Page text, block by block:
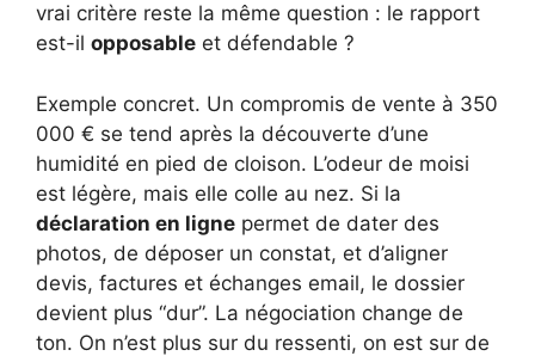
vrai critère reste la même question : le rapport
est-il opposable et défendable ?
Exemple concret. Un compromis de vente à 350
000 € se tend après la découverte d’une
humidité en pied de cloison. L’odeur de moisi
est légère, mais elle colle au nez. Si la
déclaration en ligne permet de dater des
photos, de déposer un constat, et d’aligner
devis, factures et échanges email, le dossier
devient plus “dur”. La négociation change de
ton. On n’est plus sur du ressenti, on est sur de